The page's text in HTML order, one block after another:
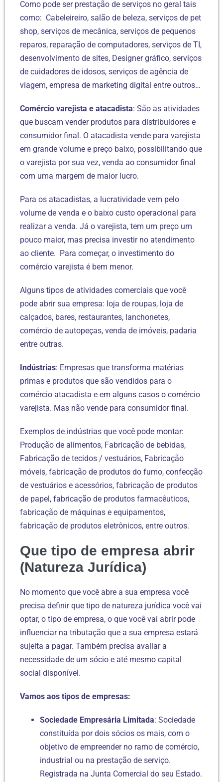
Como pode ser prestação de serviços no geral tais
como: Cabeleireiro, salão de beleza, serviços de pet
shop, serviços de mecânica, serviços de pequenos
reparos, reparação de computadores, serviços de TI,
desenvolvimento de sites, Designer gráfico, serviços
de cuidadores de idosos, serviços de agência de
viagem, empresa de marketing digital entre outros…
Comércio varejista e atacadista: São as atividades
que buscam vender produtos para distribuidores e
consumidor final. O atacadista vende para varejista
em grande volume e preço baixo, possibilitando que
o varejista por sua vez, venda ao consumidor final
com uma margem de maior lucro.
Para os atacadistas, a lucratividade vem pelo
volume de venda e o baixo custo operacional para
realizar a venda. Já o varejista, tem um preço um
pouco maior, mas precisa investir no atendimento
ao cliente. Para começar, o investimento do
comércio varejista é bem menor.
Alguns tipos de atividades comerciais que você
pode abrir sua empresa: loja de roupas, loja de
calçados, bares, restaurantes, lanchonetes,
comércio de autopeças, venda de imóveis, padaria
entre outras.
Indústrias: Empresas que transforma matérias
primas e produtos que são vendidos para o
comércio atacadista e em alguns casos o comércio
varejista. Mas não vende para consumidor final.
Exemplos de indústrias que você pode montar:
Produção de alimentos, Fabricação de bebidas,
Fabricação de tecidos / vestuários, Fabricação
móveis, fabricação de produtos do fumo, confecção
de vestuários e acessórios, fabricação de produtos
de papel, fabricação de produtos farmacêuticos,
fabricação de máquinas e equipamentos,
fabricação de produtos eletrônicos, entre outros.
Que tipo de empresa abrir
(Natureza Jurídica)
No momento que você abre a sua empresa você
precisa definir que tipo de natureza jurídica você vai
optar, o tipo de empresa, o que você vai abrir pode
influenciar na tributação que a sua empresa estará
sujeita a pagar. Também precisa avaliar a
necessidade de um sócio e até mesmo capital
social disponível.
Vamos aos tipos de empresas:
Sociedade Empresária Limitada: Sociedade
constituída por dois sócios os mais, com o
objetivo de empreender no ramo de comércio,
industrial ou na prestação de serviço.
Registrada na Junta Comercial do seu Estado.